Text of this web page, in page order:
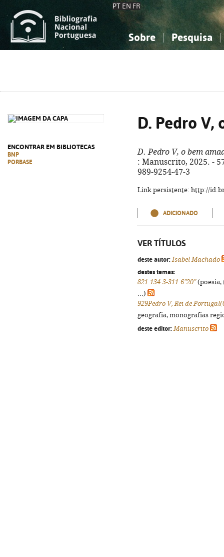
PT EN FR
Sobre Pesquisa
ENCONTRAR EM BIBLIOTECAS
BNP
PORBASE
D. Pedro V,
D. Pedro V, o bem
: Manuscrito, 2025. -
989-9254-47-3
Link persistente: http://
ADICIONADO
VER TÍTULOS
deste autor: Isabel Machado
destes temas:
821.134.3-311.6"20"(poesia,
...)
929Pedro V, Rei de
geografia, monografias
deste editor: Manuscrito